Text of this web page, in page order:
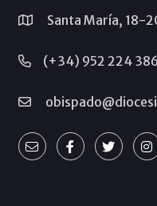
Santa María, 18-
(+34) 952 224 386